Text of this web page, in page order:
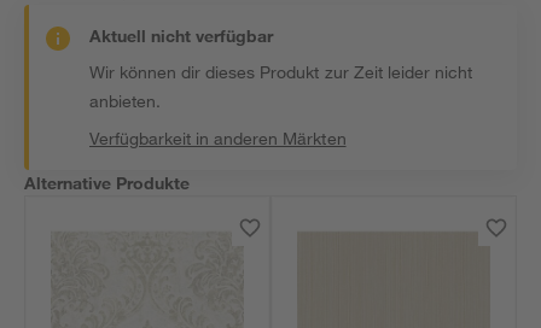
Aktuell nicht verfügbar
Wir können dir dieses Produkt zur Zeit leider nicht
anbieten.
Verfügbarkeit in anderen Märkten
Alternative Produkte